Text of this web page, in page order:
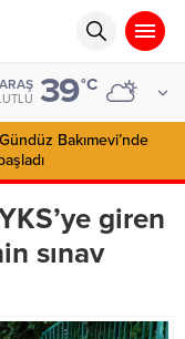
39°C
Hazırlık Kursu
giren
sınav